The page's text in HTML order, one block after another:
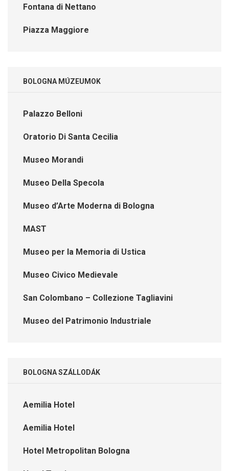
Fontana di Nettano
Piazza Maggiore
BOLOGNA MÚZEUMOK
Palazzo Belloni
Oratorio Di Santa Cecilia
Museo Morandi
Museo Della Specola
Museo d’Arte Moderna di Bologna
MAST
Museo per la Memoria di Ustica
Museo Civico Medievale
San Colombano – Collezione Tagliavini
Museo del Patrimonio Industriale
BOLOGNA SZÁLLODÁK
Aemilia Hotel
Aemilia Hotel
Hotel Metropolitan Bologna